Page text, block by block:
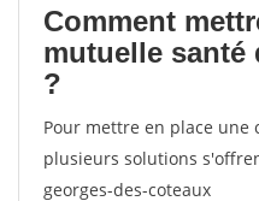
Comment
mutuelle santé
?
Pour mettre en place une
plusieurs solutions
georges-des-coteaux